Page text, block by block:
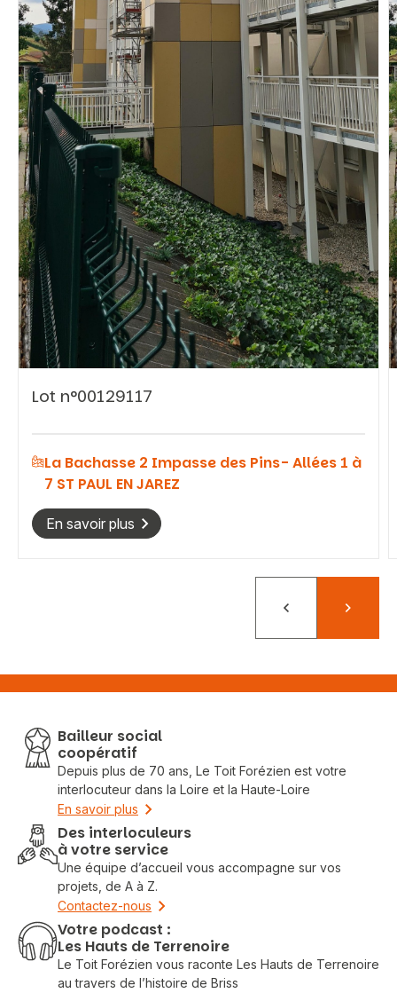
Vous recherchez&nbsp;:
Rechercher
Lot n°00129117
La Bachasse 2 Impasse des Pins- Allées 1 à
7 ST PAUL EN JAREZ
En savoir plus
PrécédentSuivant
Bailleur social
coopératif
Depuis plus de 70 ans, Le Toit Forézien est votre
interlocuteur dans la Loire et la Haute-Loire
En savoir plus
Des interloculeurs
à votre service
Une équipe d’accueil vous accompagne sur vos
projets, de A à Z.
Contactez-nous
Votre podcast :
Les Hauts de Terrenoire
Le Toit Forézien vous raconte Les Hauts de Terrenoire
au travers de l’histoire de Briss